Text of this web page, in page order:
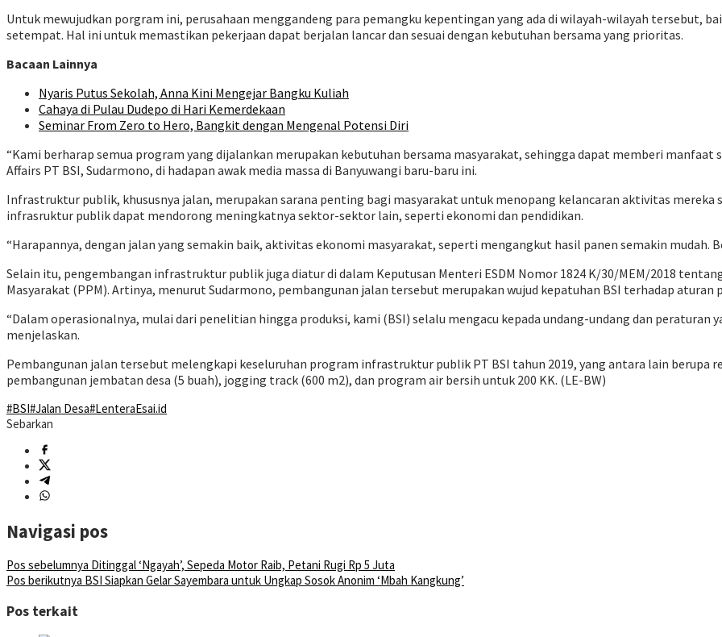
Untuk mewujudkan porgram ini, perusahaan menggandeng para pemangku kepentingan yang ada di wilayah-wilayah tersebut,
setempat. Hal ini untuk memastikan pekerjaan dapat berjalan lancar dan sesuai dengan kebutuhan bersama yang prioritas.
Bacaan Lainnya
Nyaris Putus Sekolah, Anna Kini Mengejar Bangku Kuliah
Cahaya di Pulau Dudepo di Hari Kemerdekaan
Seminar From Zero to Hero, Bangkit dengan Mengenal Potensi Diri
“Kami berharap semua program yang dijalankan merupakan kebutuhan bersama masyarakat, sehingga dapat memberi manfaat
Affairs PT BSI, Sudarmono, di hadapan awak media massa di Banyuwangi baru-baru ini.
Infrastruktur publik, khususnya jalan, merupakan sarana penting bagi masyarakat untuk menopang kelancaran aktivitas
infrasruktur publik dapat mendorong meningkatnya sektor-sektor lain, seperti ekonomi dan pendidikan.
“Harapannya, dengan jalan yang semakin baik, aktivitas ekonomi masyarakat, seperti mengangkut hasil panen semakin mudah.
Selain itu, pengembangan infrastruktur publik juga diatur di dalam Keputusan Menteri ESDM Nomor 1824 K/30/MEM/2018
Masyarakat (PPM). Artinya, menurut Sudarmono, pembangunan jalan tersebut merupakan wujud kepatuhan BSI terhadap aturan
“Dalam operasionalnya, mulai dari penelitian hingga produksi, kami (BSI) selalu mengacu kepada undang-undang dan peraturan
menjelaskan.
Pembangunan jalan tersebut melengkapi keseluruhan program infrastruktur publik PT BSI tahun 2019, yang antara lain
pembangunan jembatan desa (5 buah), jogging track (600 m2), dan program air bersih untuk 200 KK. (LE-BW)
#BSI#Jalan Desa#LenteraEsai.id
Sebarkan
Navigasi pos
Pos sebelumnya Ditinggal ‘Ngayah’, Sepeda Motor Raib, Petani Rugi Rp 5 Juta
Pos berikutnya BSI Siapkan Gelar Sayembara untuk Ungkap Sosok Anonim ‘Mbah Kangkung’
Pos terkait